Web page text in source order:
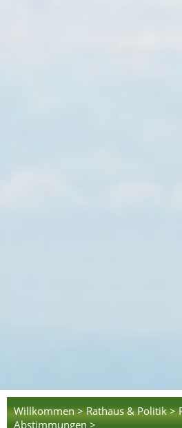
Willkommen > Rathaus & Politik >
Abstimmungen >